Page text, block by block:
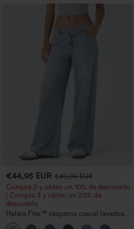
€44,95 EUR €49,95 EUR
Compra 2 y obtén un 10% de descuento
| Compra 3 y obtén un 20% de
descuento
Halara Flex™ vaqueros casual lavados
asimétricos de tiro bajo con bolsillos